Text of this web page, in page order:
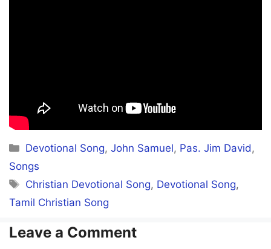
Manithar ennai kizhe thallinaalum
Um kirubaiyal ennai uyarthineerae
Manithar ennai kizhe thallinaalum
Um kirubaiyal ennai uyarthineerae
Categories
Devotional Song,John Samuel, Pas. Jim David,
Songs
Tags
Christian Devotional Song, Devotional Song,
Tamil Christian Song
Leave a Comment